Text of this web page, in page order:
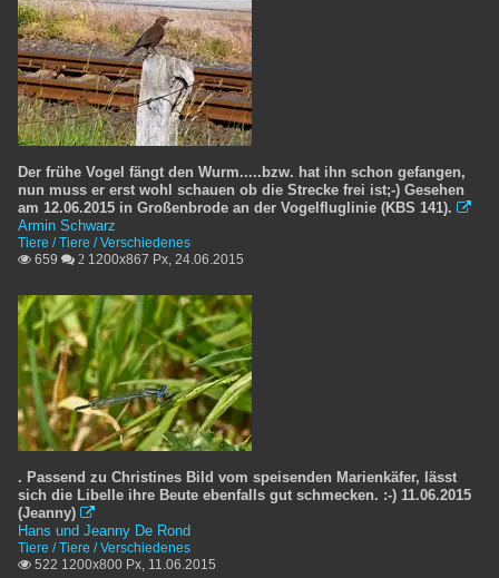
Der frühe Vogel fängt den Wurm.....bzw. hat ihn schon gefangen,
nun muss er erst wohl schauen ob die Strecke frei ist;-) Gesehen
am 12.06.2015 in Großenbrode an der Vogelfluglinie (KBS 141). 
Armin Schwarz
Tiere / Tiere / Verschiedenes
 659  2 1200x867 Px, 24.06.2015
. Passend zu Christines Bild vom speisenden Marienkäfer, lässt
sich die Libelle ihre Beute ebenfalls gut schmecken. :-) 11.06.2015
(Jeanny) 
Hans und Jeanny De Rond
Tiere / Tiere / Verschiedenes
 522 1200x800 Px, 11.06.2015